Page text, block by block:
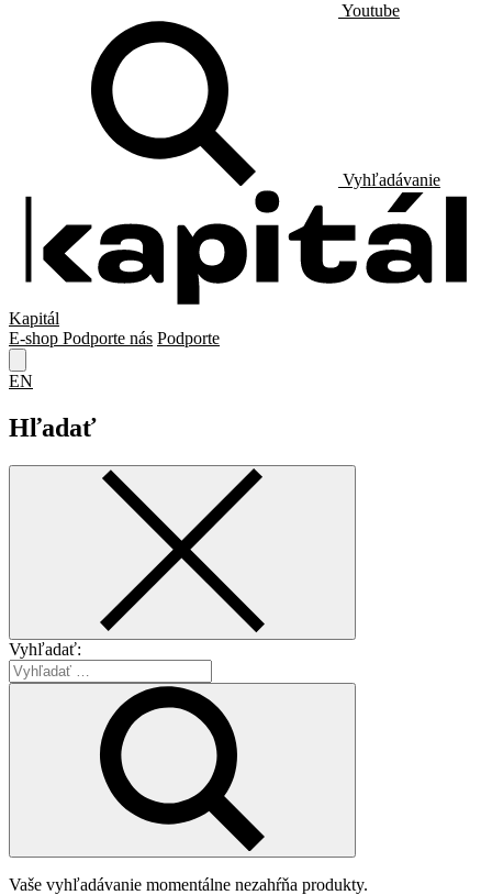
Youtube
Vyhľadávanie
Kapitál
E-shop Podporte nás Podporte
EN
Hľadať
Vyhľadať:
Vaše vyhľadávanie momentálne nezahŕňa produkty.